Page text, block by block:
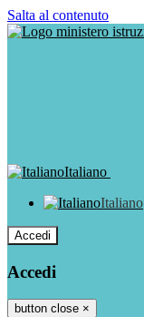
Salta al contenuto
Italiano
Italiano
Accedi
Accedi
button close ×